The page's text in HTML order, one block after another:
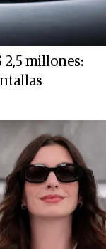
2,5 millones: